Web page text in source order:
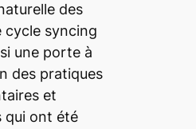
des
cycle syncing
une porte à
des pratiques
et
qui ont été